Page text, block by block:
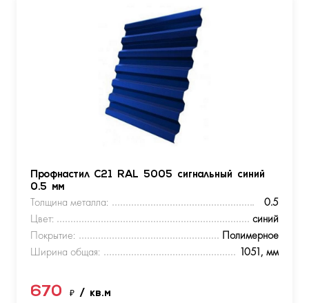
Профнастил С21 RAL 5005 сигнальный синий
0.5 мм
Толщина металла:
0.5
Цвет:
синий
Покрытие:
Полимерное
Ширина общая:
1051, мм
670 ₽ / кв.м